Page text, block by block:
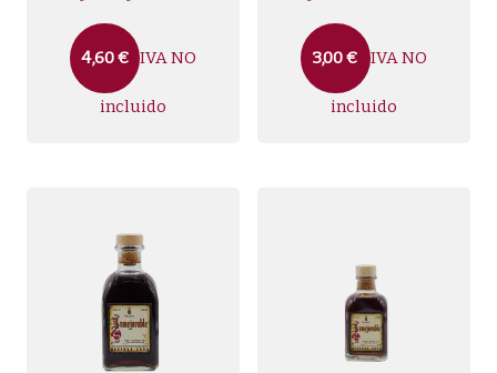
4,60€ IVA NO
incluido
3,00€ IVA NO
incluido